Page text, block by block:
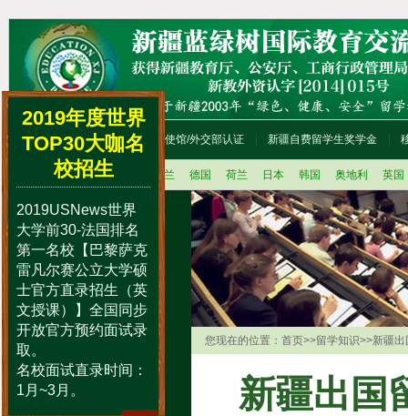
首页 留学咨询流程 使馆/外交部认证 新疆自费留学生奖学金
美国 加拿大 新西兰 德国 荷兰 日本 韩国 奥地利 英国
留学办理程序
留学语言辅导培训
留学动态
国外学历学位认证
留学人员档案存放
中国人才市场
中国国际教育巡回展
留学便礼包
您现在的位置： 首页>>留学知识>>新疆
新疆出国
2019年度世界
TOP30大咖名
校招生
2019USNews世界
大学前30-法国排名
第一名校【巴黎萨克
雷凡尔赛公立大学硕
士官方直录招生（英
文授课）】全国同步
开放官方预约面试录
取。
名校面试直录时间：
1月~3月。